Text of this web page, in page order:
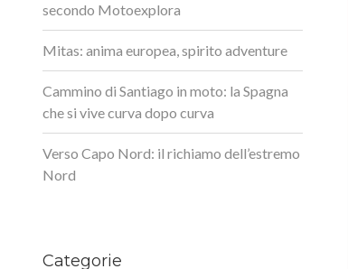
secondo Motoexplora
Mitas: anima europea, spirito adventure
Cammino di Santiago in moto: la Spagna
che si vive curva dopo curva
Verso Capo Nord: il richiamo dell’estremo
Nord
Categorie